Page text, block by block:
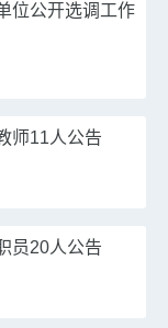
位公开选调工作
师11人公告
员20人公告